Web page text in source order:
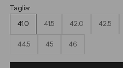
Taglia:
41.0
41.5 42.0 42.5
44.5 45 46